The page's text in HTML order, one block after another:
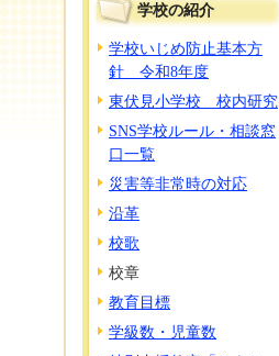
学校の紹介
学校いじめ防止基本方
針 令和8年度
東伏見小学校 校内研究
SNS学校ルール・相談窓
口一覧
災害等非常時の対応
沿革
校歌
校章
教育目標
学級数・児童数